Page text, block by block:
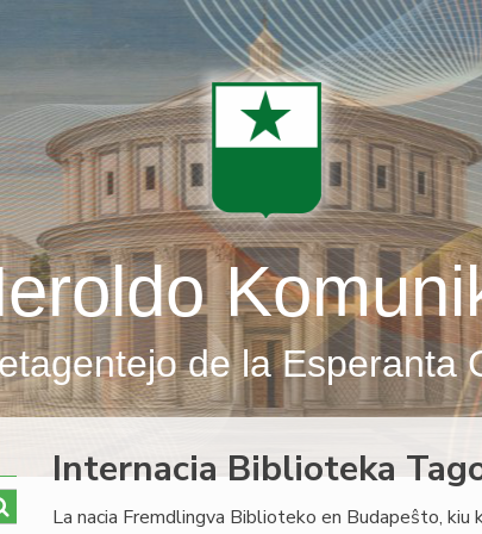
de la Esperanta
Internacia Biblioteka
La nacia Fremdlingva Biblioteko en Budapeŝto, kiu